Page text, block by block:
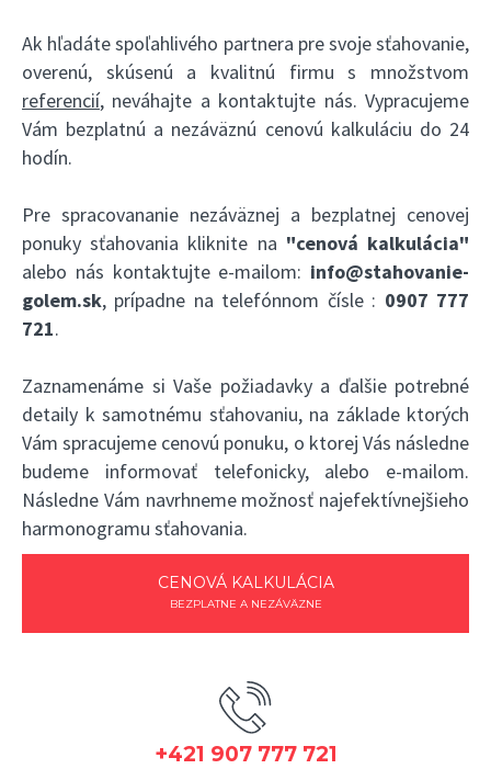
Ak hľadáte spoľahlivého partnera pre svoje sťahovanie,
overenú, skúsenú a kvalitnú firmu s množstvom
referencií, neváhajte a kontaktujte nás. Vypracujeme
Vám bezplatnú a nezáväznú cenovú kalkuláciu do 24
hodín.
Pre spracovananie nezáväznej a bezplatnej cenovej
ponuky sťahovania kliknite na "cenová kalkulácia"
alebo nás kontaktujte e-mailom: info@stahovanie-
golem.sk, prípadne na telefónnom čísle : 0907 777
721.
Zaznamenáme si Vaše požiadavky a ďalšie potrebné
detaily k samotnému sťahovaniu, na základe ktorých
Vám spracujeme cenovú ponuku, o ktorej Vás následne
budeme informovať telefonicky, alebo e-mailom.
Následne Vám navrhneme možnosť najefektívnejšieho
harmonogramu sťahovania.
CENOVÁ KALKULÁCIA
BEZPLATNE A NEZÁVÄZNE
+421 907 777 721